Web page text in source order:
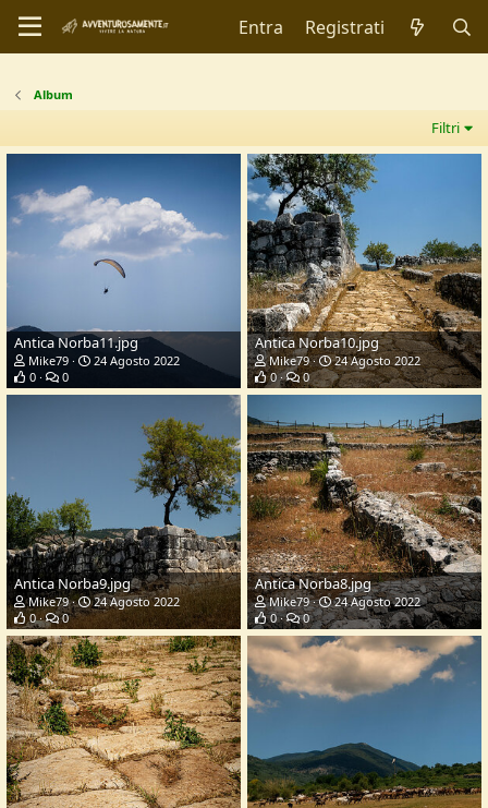
Entra Registrati
Album
Filtri
Antica Norba11.jpg
Mike79
24 Agosto 2022
0
0
Antica Norba10.jpg
Mike79
24 Agosto 2022
0
0
Antica Norba9.jpg
Mike79
24 Agosto 2022
0
0
Antica Norba8.jpg
Mike79
24 Agosto 2022
0
0